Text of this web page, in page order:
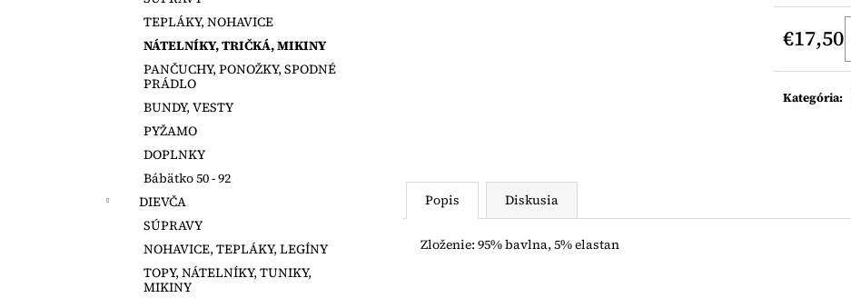
TEPLÁKY, NOHAVICE
NÁTELNÍKY, TRIČKÁ, MIKINY
PANČUCHY, PONOŽKY, SPODNÉ
PRÁDLO
BUNDY, VESTY
PYŽAMO
DOPLNKY
Bábätko 50 - 92
DIEVČA
SÚPRAVY
NOHAVICE, TEPLÁKY, LEGÍNY
TOPY, NÁTELNÍKY, TUNIKY,
MIKINY
€17,50
Jednotková
cena:
Kategória:
Popis Diskusia
Zloženie: 95% bavlna, 5% elastan
€147,50